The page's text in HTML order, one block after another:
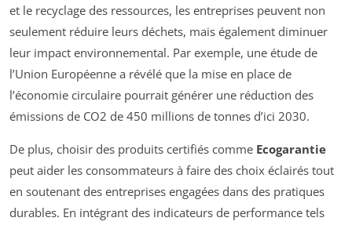
et le recyclage des ressources, les entreprises peuvent non
seulement réduire leurs déchets, mais également diminuer
leur impact environnemental. Par exemple, une étude de
l’Union Européenne a révélé que la mise en place de
l’économie circulaire pourrait générer une réduction des
émissions de CO2 de 450 millions de tonnes d’ici 2030.
De plus, choisir des produits certifiés comme Ecogarantie
peut aider les consommateurs à faire des choix éclairés tout
en soutenant des entreprises engagées dans des pratiques
durables. En intégrant des indicateurs de performance tels